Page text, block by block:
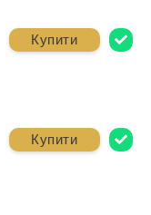
Купити
Купити